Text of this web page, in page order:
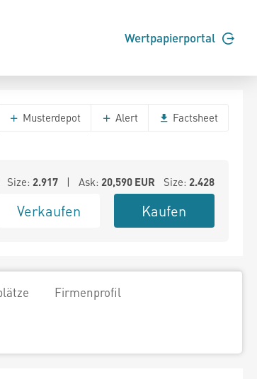
Wertpapierportal
Musterdepot Alert Factsheet
Size: 2.917| Ask: 20,590EUR Size: 2.428
Verkaufen Kaufen
Firmenprofil